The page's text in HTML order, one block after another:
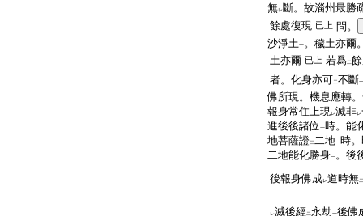
無レ斷。故淄州最勝
餘處復現 已上 問。
沙淨土一。穢土亦爾
土亦爾 已上 若爲二
者。化身亦可二不斷一
佛所現。機息應轉
報身常住上現レ滅非レ
進後後諸位 一時。能
地菩薩證二二地一時
二地能化勝身一。後
後報身佛成レ道時無二
レ滅後經二永劫一後佛